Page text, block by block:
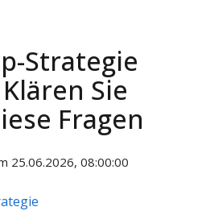
Strategie
Sie
Fragen
25.06.2026, 08:00:00